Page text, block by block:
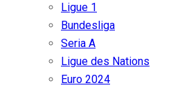
Ligue 1
Bundesliga
Seria A
Ligue des Nations
Euro 2024